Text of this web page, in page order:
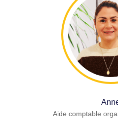
Aide comptable